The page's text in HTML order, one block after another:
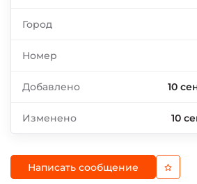
Город
Номер
Добавлено 10
Изменено 10
Написать сообщение